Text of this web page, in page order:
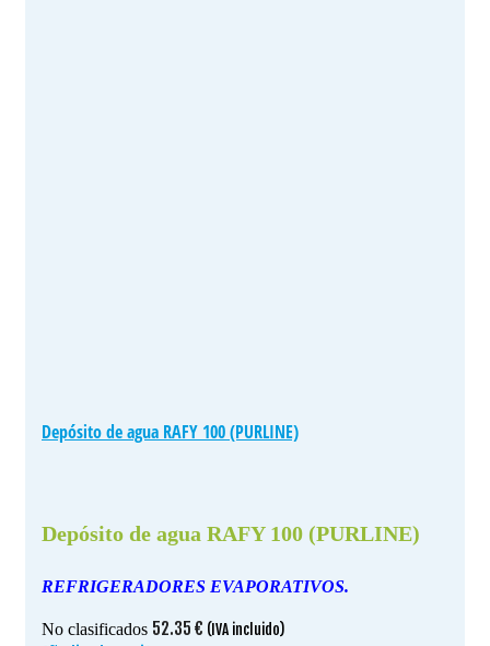
Depósito de agua RAFY 100 (PURLINE)
Depósito de agua RAFY 100 (PURLINE)
REFRIGERADORES EVAPORATIVOS.
No clasificados 52.35 € (IVA incluido)